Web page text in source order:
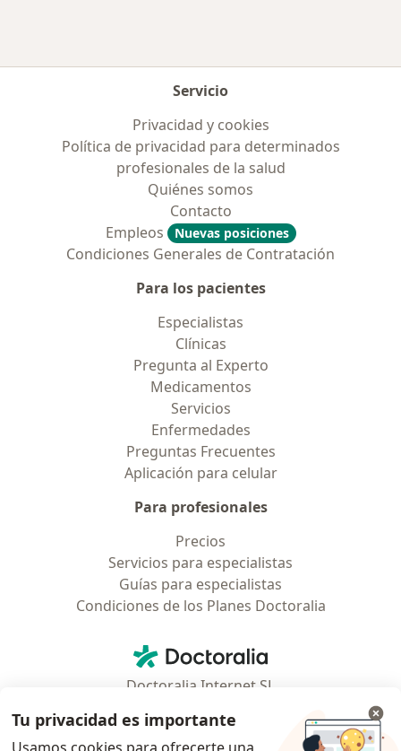
Servicio
Privacidad y cookies
Política de privacidad para determinados
profesionales de la salud
Quiénes somos
Contacto
Empleos
Nuevas posiciones
Condiciones Generales de Contratación
Para los pacientes
Especialistas
Clínicas
Pregunta al Experto
Medicamentos
Servicios
Enfermedades
Preguntas Frecuentes
Aplicación para celular
Para profesionales
Precios
Servicios para especialistas
Guías para especialistas
Condiciones de los Planes Doctoralia
Doctoralia - Página de inicio
Doctoralia Internet SL
08019 Barcelona, Spain
Tu privacidad es importante